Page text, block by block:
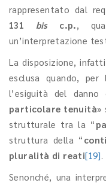
rappresentato dal
131 bisc.p.,
un’interpretazione
La disposizione,
esclusa quando,
l’esiguità del
particolare tenuità»
strutturale tra la “
struttura della “
pluralità di reati[19].
Senonché, una